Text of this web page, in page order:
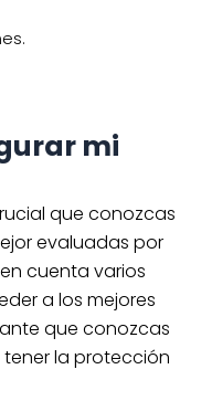
mi
que conozcas
evaluadas por
cuenta varios
a los mejores
que conozcas
la protección